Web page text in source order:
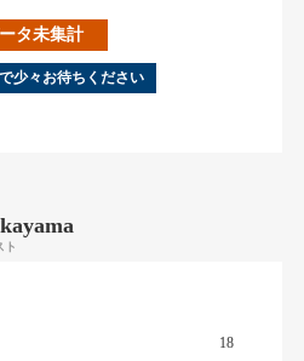
タ未集計
少々お待ちください
ト
18